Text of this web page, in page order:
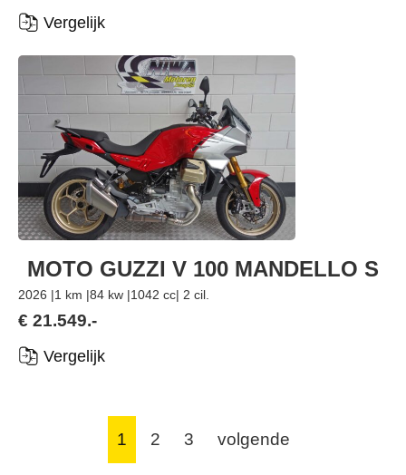
Vergelijk
MOTO GUZZI V 100 MANDELLO S
2026 |1 km |84 kw |1042 cc| 2 cil.
€ 21.549.-
Vergelijk
1 2 3 volgende